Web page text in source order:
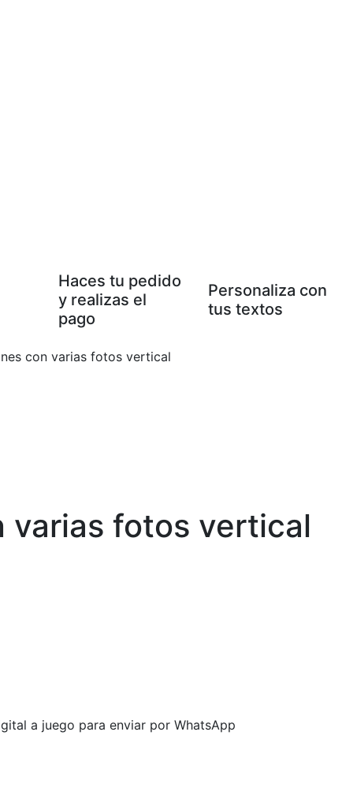
Haces tu pedido
y realizas el
pago
Personaliza con
tus textos
con varias fotos vertical
varias fotos vertical
a juego para enviar por WhatsApp